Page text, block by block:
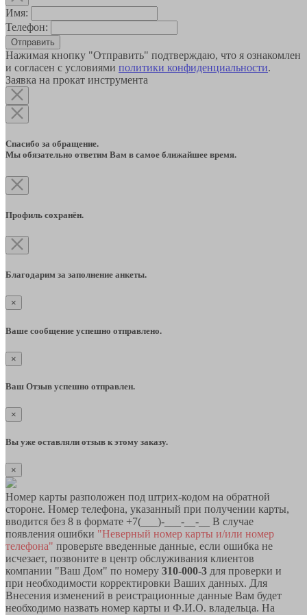
Имя:
Телефон:
Отправить
Нажимая кнопку "Отправить" подтверждаю, что я ознакомлен
и согласен с условиями политики конфиденциальности.
Заявка на прокат инструмента
Спасибо за обращение.
Мы обязательно ответим Вам в самое ближайшее время.
Профиль сохранён.
Благодарим за заполнение анкеты.
×
Ваше сообщение успешно отправлено.
×
Ваш Отзыв успешно отправлен.
×
Вы уже оставляли отзыв к этому заказу.
×
Номер карты разположен под штрих-кодом на обратной
стороне. Номер телефона, указанный при получении карты,
вводится без 8 в формате +7(___)-___-__-__ В случае
появления ошибки "Неверный номер карты и/или номер
телефона" проверьте введенные данные, если ошибка не
исчезает, позвоните в центр обслуживания клиентов
компании "Ваш Дом" по номеру 310-000-3 для проверки и
при необходимости корректировки Ваших данных. Для
Внесения изменений в реистрационные данные Вам будет
необходимо назвать номер карты и Ф.И.О. владельца. На